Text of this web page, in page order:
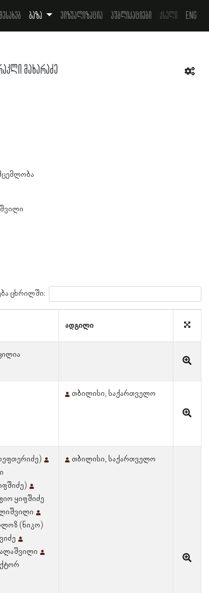
ბაზა ვიზუალიზაცია პუბლიკაციები ქსელი Eng
მახარაძე
ცხრილში:
ადგილი
თბილისი, საქართველო
ყიფშიძე
(ნიკო)
თბილისი, საქართველო